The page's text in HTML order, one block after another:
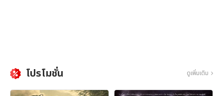
โปรโมชั่น ดูเพิ่มเติม